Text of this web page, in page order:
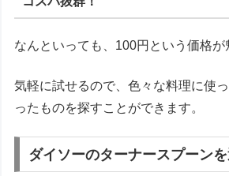
なんといっても、100円という価格が
気軽に試せるので、色々な料理に使
ったものを探すことができます。
ダイソーのターナースプーン